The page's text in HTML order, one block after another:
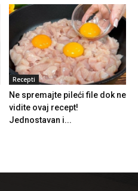
Recepti
Ne spremajte pileći file dok ne
vidite ovaj recept!
Jednostavan i...